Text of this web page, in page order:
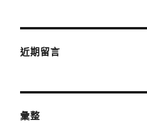
近期留言
彙整